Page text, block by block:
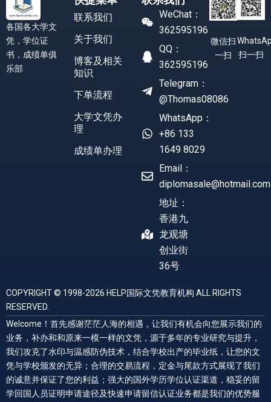
各国各大学文
凭，学位证
书，成绩单俱
乐部
联系我们
关于我们
博客及相关
知识
下单流程
大学文凭办
理
成绩单办理
WeChat：
362595196
QQ：
362595196
Telegram：
@Thomas08086
WhatsApp：
+86 133
1649 8029
Email：
diplomasale@hotmail.com
地址：
香港九
龙观塘
创业街
36号
微信扫
一扫
扫一扫
COPYRIGHT © 1998-2026 HELP国际文凭教育机构 ALL RIGHTS
RESERVED.
Welcome！首先感谢茫茫人海的相遇，让我们有机会向您展示我们的
业务，补办和和原来一模一样的文凭，源于多年的专业研究与提升，
我们攻克了水印与温感防伪技术，结合学校出产的毕业纸，让您的文
凭与学校颁发的无异；合理的交易流程，定金与尾款方式展现了我们
的诚意并保证了您的利益；强大的国外学历学位认证渠道，稳妥的留
学回国人员证明申请途径及快速申请留信认证业务都是我们的优势服